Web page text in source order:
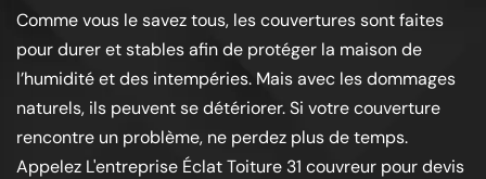
Comme vous le savez tous, les couvertures sont faites
pour durer et stables afin de protéger la maison de
l’humidité et des intempéries. Mais avec les dommages
naturels, ils peuvent se détériorer. Si votre couverture
rencontre un problème, ne perdez plus de temps.
Appelez L'entreprise Éclat Toiture 31 couvreur pour devis